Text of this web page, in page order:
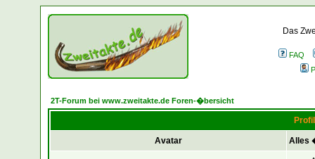
Das
FAQ
2T-Forum bei www.zweitakte.de Foren-�bersicht
Avatar Alles